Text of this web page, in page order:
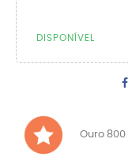
DISPONÍVEL